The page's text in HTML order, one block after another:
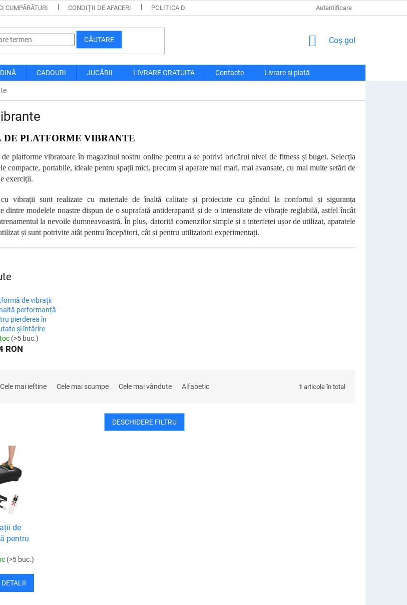
CUMPĂRĂTURI CONDIȚII DE AFACERI POLITICA DE CONFIDENȚIALITATE LIVRARE ȘI PLATĂ RECLAMAȚII ȘI
Autentificare
CĂUTARE
COŞ
CUMPĂRĂTURI
Coş gol
CADOURI JUCĂRII LIVRARE GRATUITA Contacte Livrare și plată
PLATFORME VIBRANTE
platforme vibratoare în magazinul nostru online pentru a se potrivi oricărui nivel de fitness și buget. Selecția
compacte, portabile, ideale pentru spații mici, precum și aparate mai mari, mai avansate, cu mai multe setări de
exerciții.
cu vibrații sunt realizate cu materiale de înaltă calitate și proiectate cu gândul la confortul și siguranța
dintre modelele noastre dispun de o suprafață antiderapantă și de o intensitate de vibrație reglabilă, astfel încât
la nevoile dumneavoastră. În plus, datorită comenzilor simple și a interfeței ușor de utilizat, aparatele
și sunt potrivite atât pentru începători, cât și pentru utilizatorii experimentați.
de vibrații
performanță
pierderea în
și întărire
(>5 buc.)
RON
Cele mai ieftine Cele mai scumpe Cele mai vândute Alfabetic 1 articole în total
DESCHIDERE FILTRU
de
pentru
(>5 buc.)
DETALII